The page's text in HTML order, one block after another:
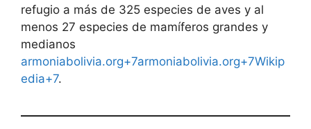
refugio a más de 325 especies de aves y al
menos 27 especies de mamíferos grandes y
medianos
armoniabolivia.org+7armoniabolivia.org+7Wikip
edia+7.